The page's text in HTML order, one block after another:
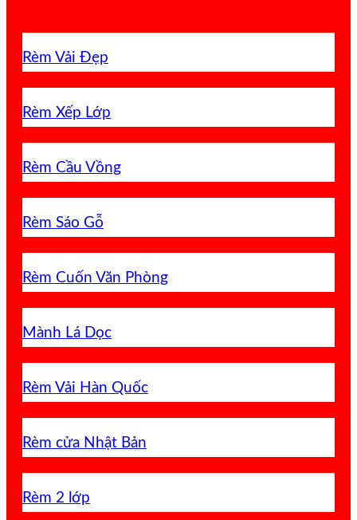
Rèm Vải Đẹp
Rèm Xếp Lớp
Rèm Cầu Vồng
Rèm Sáo Gỗ
Rèm Cuốn Văn Phòng
Mành Lá Dọc
Rèm Vải Hàn Quốc
Rèm cửa Nhật Bản
Rèm 2 lớp